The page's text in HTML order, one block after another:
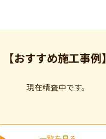
【おすすめ施工事例】
現在精査中です。